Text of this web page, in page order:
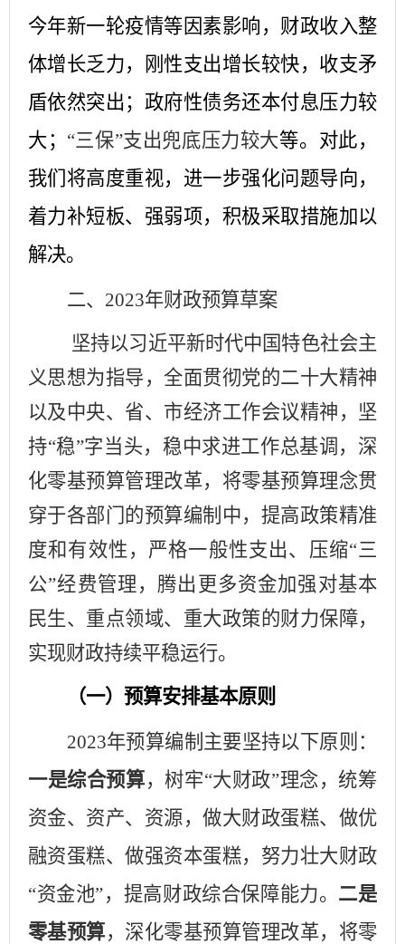
今年新一轮疫情等因素影响，财政收入整
体增长乏力，刚性支出增长较快，收支矛
盾依然突出；政府性债务还本付息压力较
大； “三保”支出兜底压力较大等。对此，
我们将高度重视，进一步强化问题导向，
着力补短板、强弱项，积极采取措施加以
解决。
二、 2023年财政预算草案
坚持以习近平新时代中国特色社会主
义思想为指导，全面贯彻党的二十大精神
以及中央、省、市经济工作会议精神，坚
持“稳”字当头， 稳中求进工作总基调， 深
化零基预算管理改革，将零基预算理念贯
穿于各部门的预算编制中，提高政策精准
度和有效性 ， 严格一般性支出、 压缩“三
公”经费管理，腾出更多资金加强对基本
民生、重点领域、重大政策的财力保障，
实现财政持续平稳运行。
（一）预算安排基本原则
2023年预算编制主要坚持以下原则：
一是综合预算，树牢“大财政”理念，统筹
资金、资产、资源，做大财政蛋糕、 做优
融资蛋糕、做强资本蛋糕， 努力壮大财政
“资金池”，提高财政综合保障能力。 二是
零基预算，深化零基预算管理改革，将零